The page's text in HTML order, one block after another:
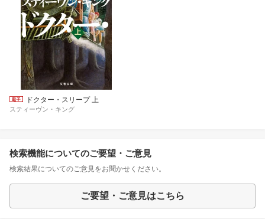
ドクター・スリープ 上
スティーヴン・キング
検索機能についてのご要望・ご意見
検索結果についてのご意見をお聞かせください。
ご要望・ご意見はこちら